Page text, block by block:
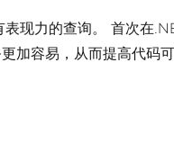
现力的查询。 首次
加容易，从而提高代码